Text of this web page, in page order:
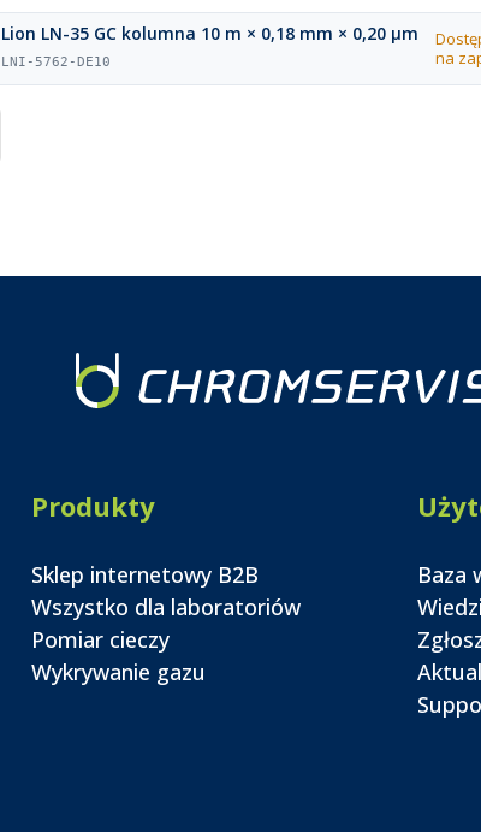
Lion LN-35 GC kolumna 10 m × 0,18 mm × 0,20 µm
LNI-5762-DE10
na
Produkty
Sklep internetowy B2B
Wszystko dla laboratoriów
Pomiar cieczy
Wykrywanie gazu
Baza